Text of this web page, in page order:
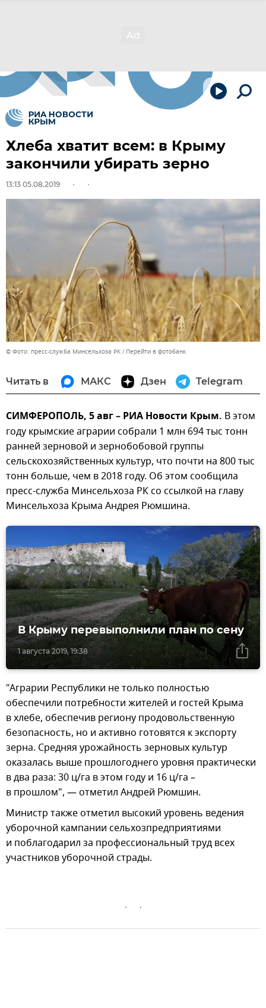
Хлеба хватит всем: в Крыму
закончили убирать зерно
13:13 05.08.2019
© Фото: пресс-служба Минсельхоза РК Перейти в фотобанк
Читать в МАКС Дзен Telegram
СИМФЕРОПОЛЬ, 5 авг – РИА Новости Крым. В этом
году крымские аграрии собрали 1 млн 694 тыс тонн
ранней зерновой и зернобобовой группы
сельскохозяйственных культур, что почти на 800 тыс
тонн больше, чем в 2018 году. Об этом сообщила
пресс-служба Минсельхоза РК со ссылкой на главу
Минсельхоза Крыма Андрея Рюмшина.
1 августа 2019, 19:38
В Крыму перевыполнили план по сену
"Аграрии Республики не только полностью
обеспечили потребности жителей и гостей Крыма
в хлебе, обеспечив региону продовольственную
безопасность, но и активно готовятся к экспорту
зерна. Средняя урожайность зерновых культур
оказалась выше прошлогоднего уровня практически
в два раза: 30 ц/га в этом году и 16 ц/га –
в прошлом", — отметил Андрей Рюмшин.
Министр также отметил высокий уровень ведения
уборочной кампании сельхозпредприятиями
и поблагодарил за профессиональный труд всех
участников уборочной страды.